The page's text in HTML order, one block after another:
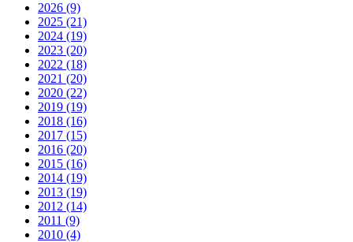
2026 (9)
2025 (21)
2024 (19)
2023 (20)
2022 (18)
2021 (20)
2020 (22)
2019 (19)
2018 (16)
2017 (15)
2016 (20)
2015 (16)
2014 (19)
2013 (19)
2012 (14)
2011 (9)
2010 (4)